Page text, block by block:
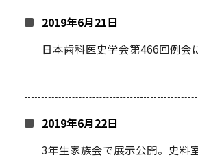
2019年6月21日
日本歯科医史学会第466回例会
2019年6月22日
3年生家族会で展示公開。史料